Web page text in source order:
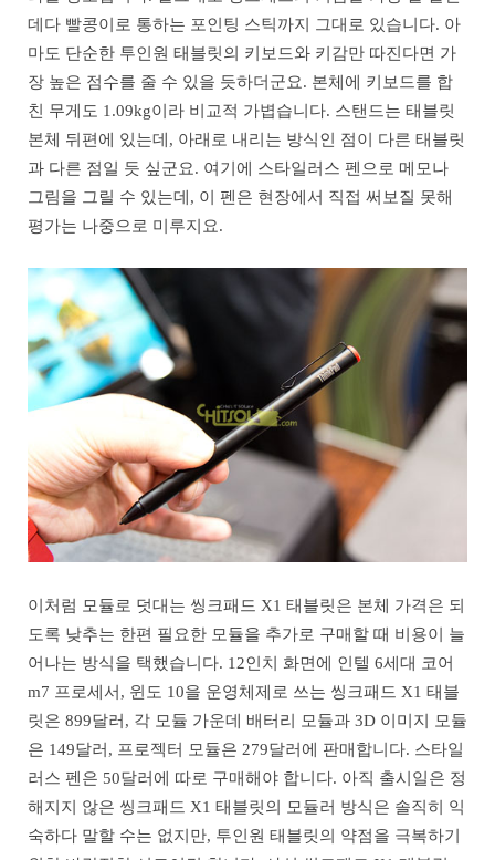
데다 빨콩이로 통하는 포인팅 스틱까지 그대로 있습니다. 아
마도 단순한 투인원 태블릿의 키보드와 키감만 따진다면 가
장 높은 점수를 줄 수 있을 듯하더군요. 본체에 키보드를 합
친 무게도 1.09kg이라 비교적 가볍습니다. 스탠드는 태블릿
본체 뒤편에 있는데, 아래로 내리는 방식인 점이 다른 태블릿
과 다른 점일 듯 싶군요. 여기에 스타일러스 펜으로 메모나
그림을 그릴 수 있는데, 이 펜은 현장에서 직접 써보질 못해
평가는 나중으로 미루지요.
이처럼 모듈로 덧대는 씽크패드 X1 태블릿은 본체 가격은 되
도록 낮추는 한편 필요한 모듈을 추가로 구매할 때 비용이 늘
어나는 방식을 택했습니다. 12인치 화면에 인텔 6세대 코어
m7 프로세서, 윈도 10을 운영체제로 쓰는 씽크패드 X1 태블
릿은 899달러, 각 모듈 가운데 배터리 모듈과 3D 이미지 모듈
은 149달러, 프로젝터 모듈은 279달러에 판매합니다. 스타일
러스 펜은 50달러에 따로 구매해야 합니다. 아직 출시일은 정
해지지 않은 씽크패드 X1 태블릿의 모듈러 방식은 솔직히 익
숙하다 말할 수는 없지만, 투인원 태블릿의 약점을 극복하기